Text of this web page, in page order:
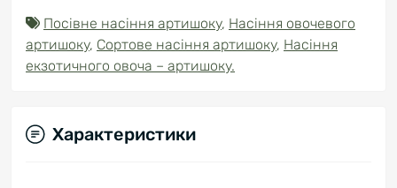
Посівне насіння артишоку, Насіння овочевого
артишоку, Сортове насіння артишоку, Насіння
екзотичного овоча – артишоку.
Характеристики